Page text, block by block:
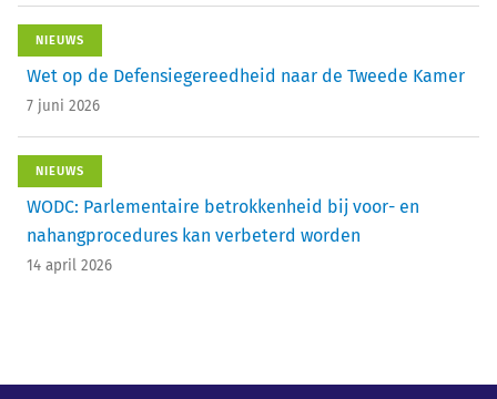
NIEUWS
Wet op de Defensiegereedheid naar de Tweede Kamer
7 juni 2026
NIEUWS
WODC: Parlementaire betrokkenheid bij voor- en
nahangprocedures kan verbeterd worden
14 april 2026